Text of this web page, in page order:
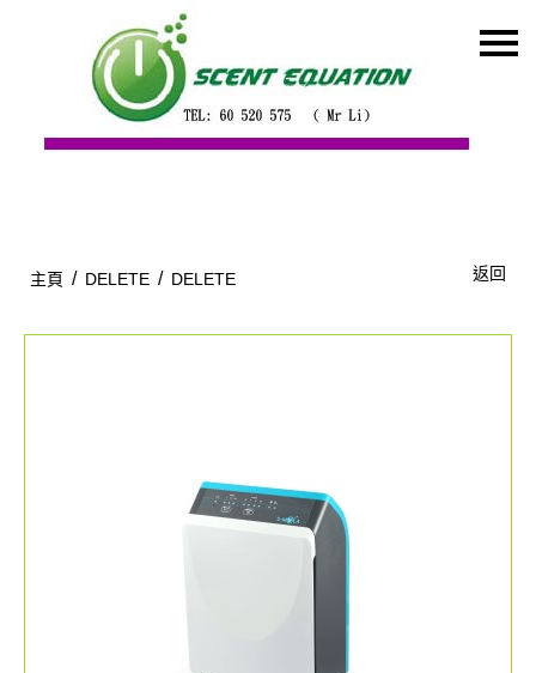
商店資訊
主頁 / DELETE / DELETE 返回